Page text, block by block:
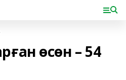
өсөн – 54